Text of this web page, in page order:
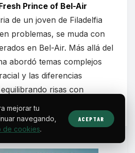
Prince of Bel-Air
de un joven de Filadelfia
problemas, se muda con
en Bel-Air. Más allá del
abordó temas complejos
y las diferencias
risas con
mejorar tu
navegando,
de cookies.
ACEPTAR